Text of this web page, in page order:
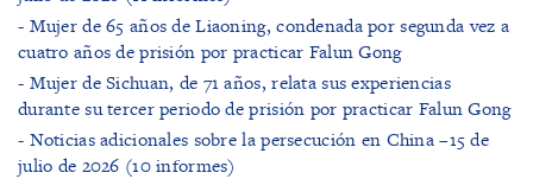
- Mujer de 65 años de Liaoning, condenada por segunda vez a
cuatro años de prisión por practicar Falun Gong
- Mujer de Sichuan, de 71 años, relata sus experiencias
durante su tercer periodo de prisión por practicar Falun Gong
- Noticias adicionales sobre la persecución en China –15 de
julio de 2026 (10 informes)